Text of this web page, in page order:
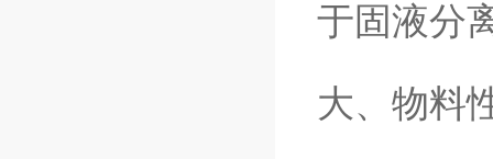
于固液分
大、物料